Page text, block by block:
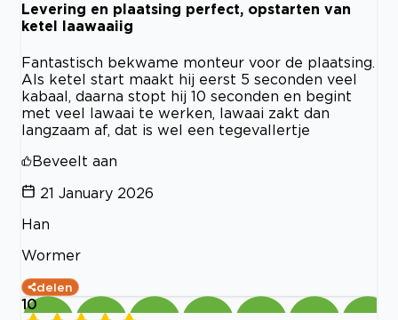
Levering en plaatsing perfect, opstarten van
ketel laawaaiig
Fantastisch bekwame monteur voor de plaatsing.
Als ketel start maakt hij eerst 5 seconden veel
kabaal, daarna stopt hij 10 seconden en begint
met veel lawaai te werken, lawaai zakt dan
langzaam af, dat is wel een tegevallertje
Beveelt aan
21 January 2026
Han
Wormer
delen
10